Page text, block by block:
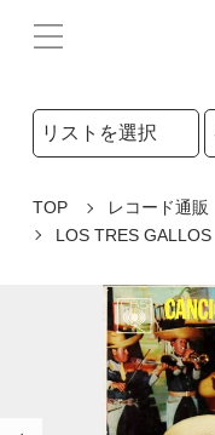
検索リストの選択
TOP レコード通販
LOS TRES GALLOS